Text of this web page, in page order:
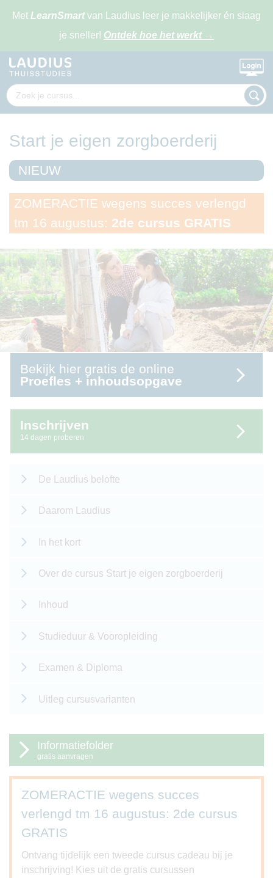
Met LearnSmartvan Laudius leer je makkelijker én slaag
je sneller! Ontdek hoe het werkt →
Start je eigen zorgboerderij
NIEUW
ZOMERACTIE wegens succes verlengd
tm 16 augustus: 2de cursus GRATIS
Bekijk hier gratis de online
Proefles + inhoudsopgave
Inschrijven
14 dagen proberen
De Laudius belofte
Daarom Laudius
In het kort
Over de cursus Start je eigen zorgboerderij
Inhoud
Studieduur & Vooropleiding
Examen & Diploma
Uitleg cursusvarianten
Informatiefolder
gratis aanvragen
ZOMERACTIE wegens succes
verlengd tm 16 augustus: 2de cursus
GRATIS
Ontvang tijdelijk een tweede cursus cadeau bij je
inschrijving! Kies uit de gratis cursussen